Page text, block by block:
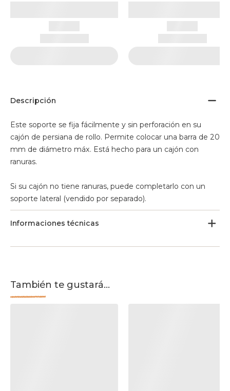
Descripción
Este soporte se fija fácilmente y sin perforación en su
cajón de persiana de rollo. Permite colocar una barra de 20
mm de diámetro máx. Está hecho para un cajón con
ranuras.
Si su cajón no tiene ranuras, puede completarlo con un
soporte lateral (vendido por separado).
Informaciones técnicas
También te gustará...